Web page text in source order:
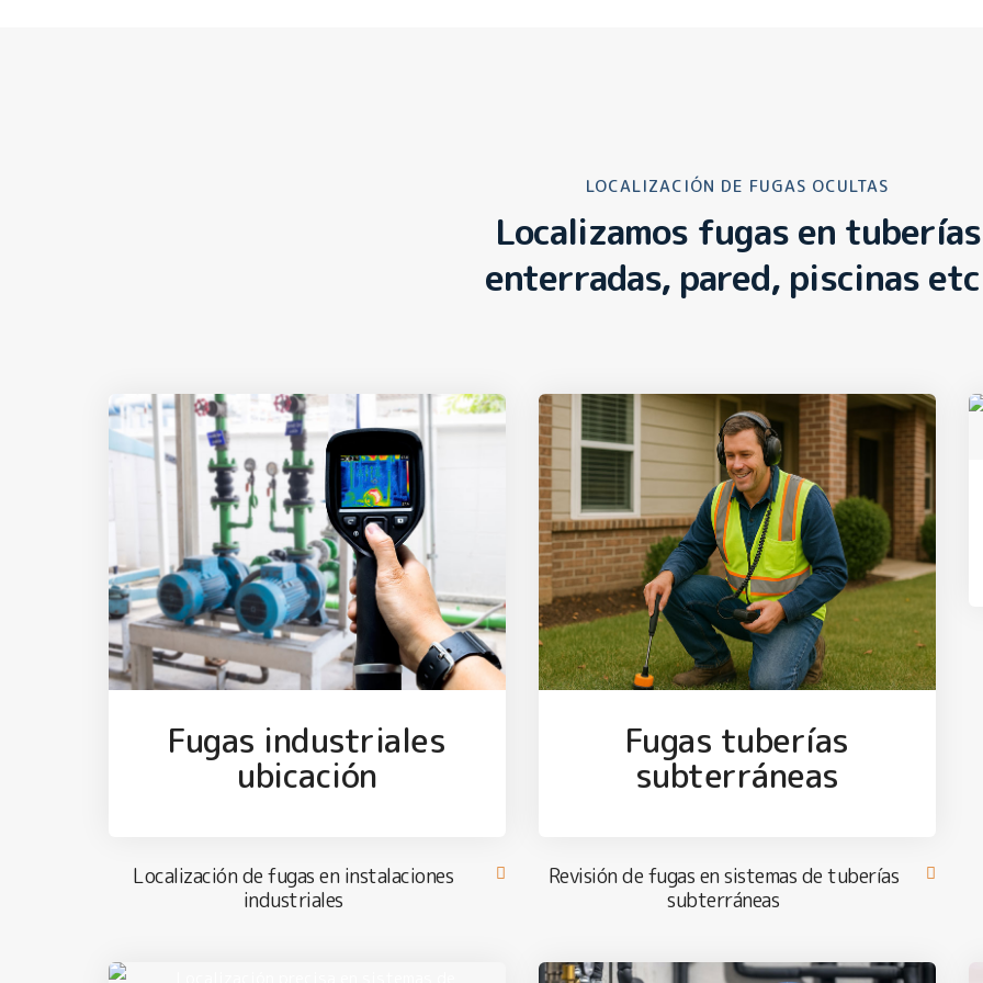
LOCALIZACIÓN DE FUGAS OCULTAS
Localizamos fugas en tuberías
enterradas, pared, piscinas
Fugas industriales
ubicación
Localización de fugas en instalaciones
industriales
Fugas tuberías
subterráneas
Revisión de fugas en sistemas de tuberías
subterráneas